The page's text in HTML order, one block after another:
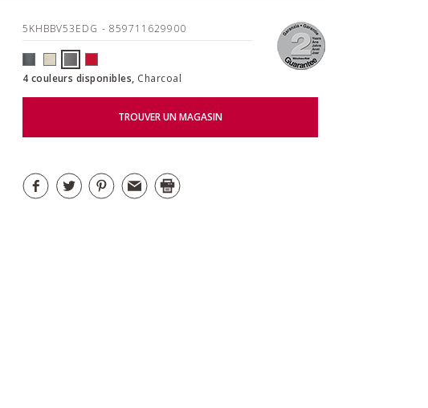
5KHBBV53EDG - 859711629900
4 couleurs disponibles, Charcoal
TROUVER UN MAGASIN